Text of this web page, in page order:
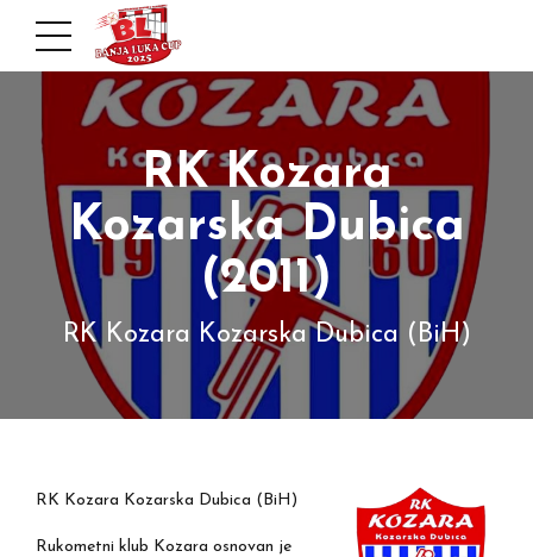
RK Kozara
Kozarska Dubica
(2011)
RK Kozara Kozarska Dubica (BiH)
RK Kozara Kozarska Dubica (BiH)
Rukometni klub Kozara osnovan je